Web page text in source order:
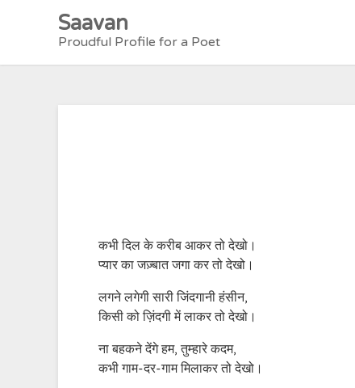
Saavan
Proudful Profile for a Poet
कभी दिल के करीब आकर तो देखो।
प्यार का जज़्बात जगा कर तो देखो।
लगने लगेगी सारी जिंदगानी हंसीन,
किसी को ज़िंदगी में लाकर तो देखो।
ना बहकने देंगे हम, तुम्हारे कदम,
कभी गाम-दर-गाम मिलाकर तो देखो।